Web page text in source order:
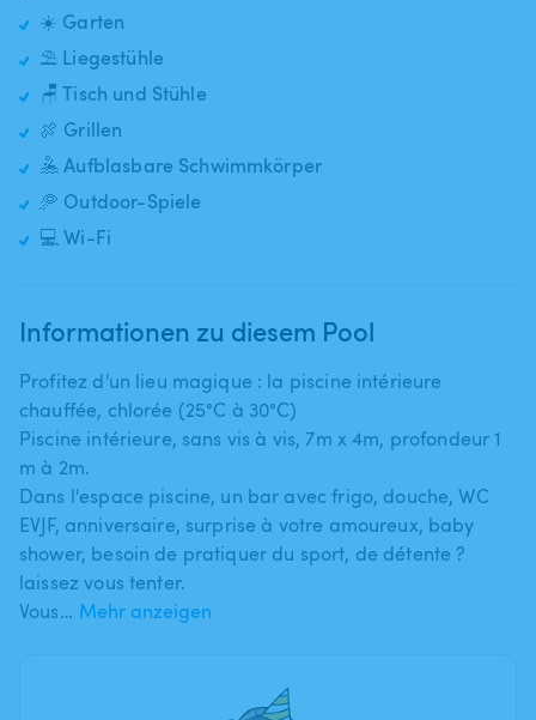
☀️ Garten
⛱️ Liegestühle
🪑 Tisch und Stühle
🍖 Grillen
🤽 Aufblasbare Schwimmkörper
🥏 Outdoor-Spiele
💻 Wi-Fi
Informationen zu diesem Pool
Profitez d'un lieu magique : la piscine intérieure
chauffée​,​ chlorée (25°C à 30°C)
Piscine intérieure​,​ sans vis à vis​,​ 7m x 4m​​,​​ profondeur 1​
m à 2m.
Dans l'espace piscine​,​ un bar avec frigo​,​ douche​,​ WC
EVJF​,​ anniversaire​,​ surprise à votre amoureux​,​ baby
shower​,​ besoin de pratiquer du sport​,​ de détente ?
laissez vous tenter.
Vous… Mehr anzeigen